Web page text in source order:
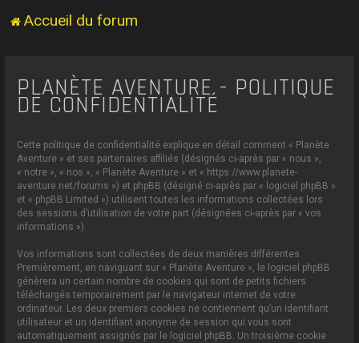
Accueil du forum
PLANÈTE AVENTURE - POLITIQUE
DE CONFIDENTIALITÉ
Cette politique de confidentialité explique en détail comment « Planète
Aventure » et ses partenaires affiliés (désignés ci-après par « nous »,
« notre », « nos », « Planète Aventure » et « https://www.planete-
aventure.net/forums ») et phpBB (désigné ci-après par « logiciel phpBB »
et « phpBB Limited ») utilisent toutes les informations collectées lors
des sessions d’utilisation de votre part (désignées ci-après par « vos
informations »).
Vos informations sont collectées de deux manières différentes.
Premièrement, en naviguant sur « Planète Aventure », le logiciel phpBB
génèrera un certain nombre de cookies qui sont de petits fichiers
téléchargés temporairement par le navigateur internet de votre
ordinateur. Les deux premiers cookies ne contiennent qu’un identifiant
utilisateur et un identifiant anonyme de session qui vous sont
automatiquement assignés par le logiciel phpBB. Un troisième cookie